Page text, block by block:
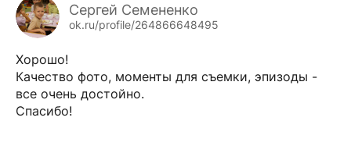
Сергей Семененко
ok.ru/profile/264866648495
Хорошо!
Качество фото, моменты для съемки, эпизоды -
все очень достойно.
Спасибо!